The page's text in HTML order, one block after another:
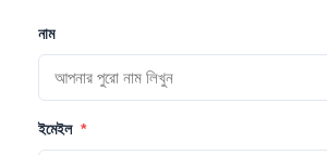
নাম
ইমেইল *